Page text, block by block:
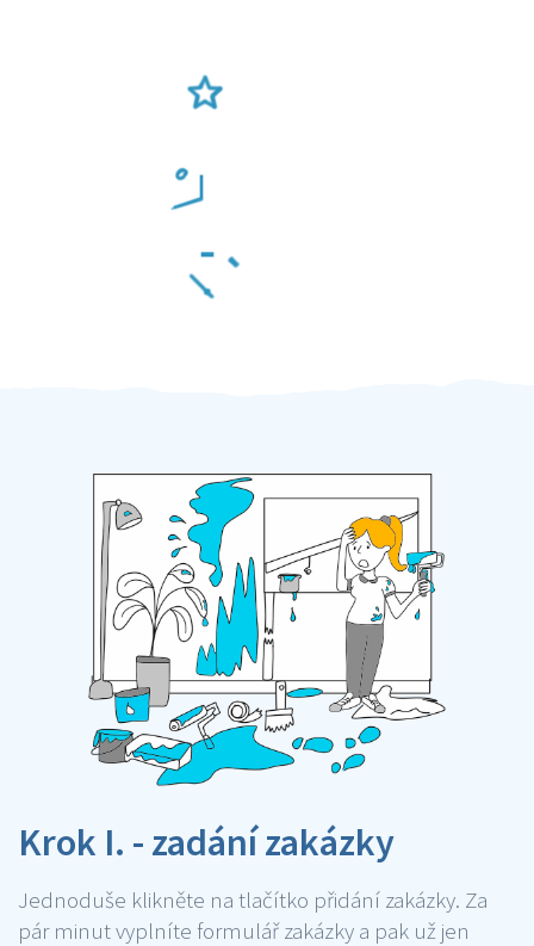
Krok I. - zadání zakázky
Jednoduše klikněte na tlačítko přidání zakázky. Za
pár minut vyplníte formulář zakázky a pak už jen